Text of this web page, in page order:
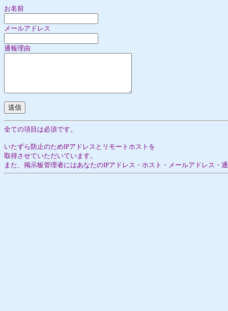
お名前
メールアドレス
通報理由
全ての項目は必須です。
いたずら防止のためIPアドレスとリモートホストを
取得させていただいています。
また、掲示板管理者にはあなたのIPアドレス・ホスト・メールアドレス・